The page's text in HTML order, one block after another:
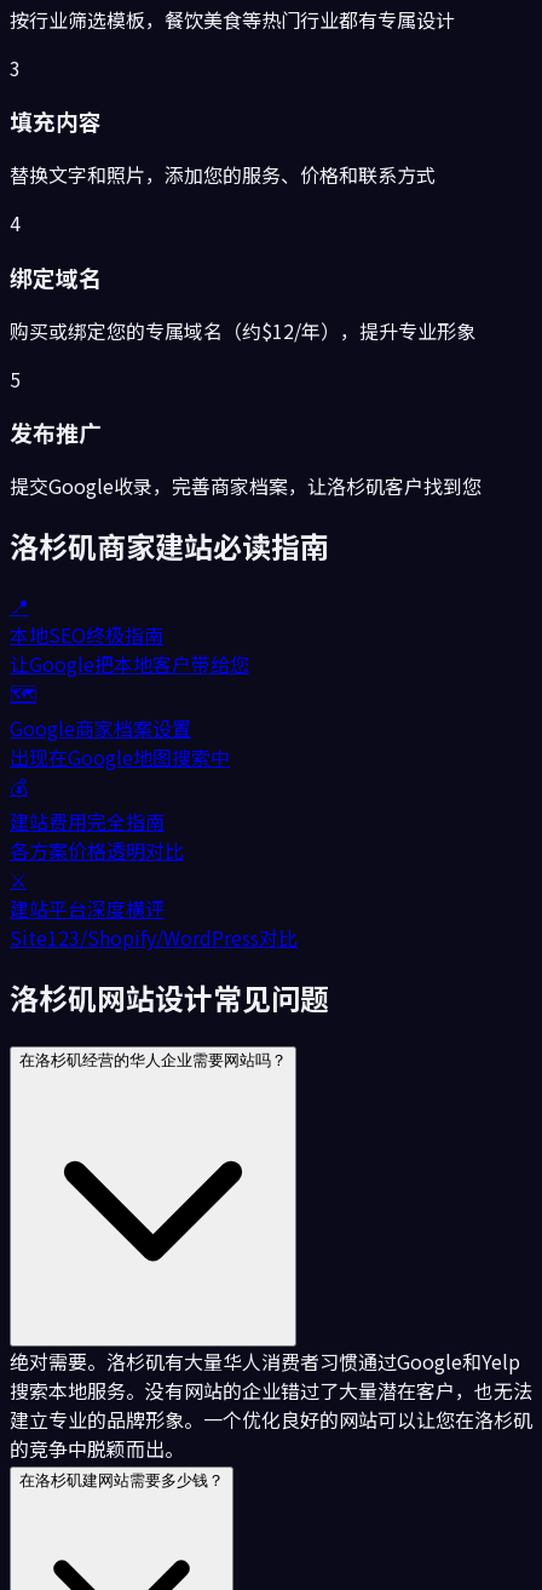
按行业筛选模板，餐饮美食等热门行业都有专属设计
3
填充内容
替换文字和照片，添加您的服务、价格和联系方式
4
绑定域名
购买或绑定您的专属域名（约$12/年），提升专业形象
5
发布推广
提交Google收录，完善商家档案，让洛杉矶客户找到您
洛杉矶商家建站必读指南
📍
本地SEO终极指南
让Google把本地客户带给您
🗺️
Google商家档案设置
出现在Google地图搜索中
💰
建站费用完全指南
各方案价格透明对比
⚔️
建站平台深度横评
Site123/Shopify/WordPress对比
洛杉矶网站设计常见问题
在洛杉矶经营的华人企业需要网站吗？
绝对需要。洛杉矶有大量华人消费者习惯通过Google和Yelp
搜索本地服务。没有网站的企业错过了大量潜在客户，也无法
建立专业的品牌形象。一个优化良好的网站可以让您在洛杉矶
的竞争中脱颖而出。
在洛杉矶建网站需要多少钱？